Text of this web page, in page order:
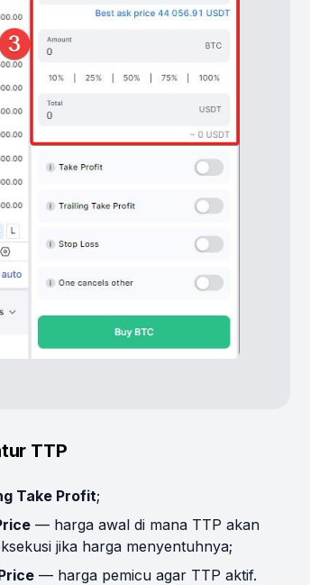
TTP
Take Profit;
— harga awal di mana TTP akan
jika harga menyentuhnya;
— harga pemicu agar TTP aktif.